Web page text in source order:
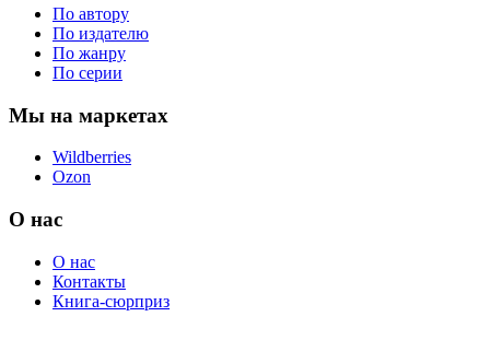
По автору
По издателю
По жанру
По серии
Мы на маркетах
Wildberries
Ozon
О нас
О нас
Контакты
Книга-сюрприз